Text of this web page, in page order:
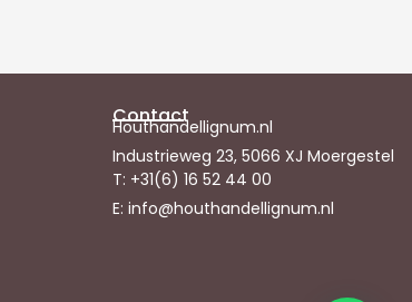
Contact
Houthandellignum.nl
Industrieweg 23, 5066 XJ Moergestel
T: +31(6) 16 52 44 00
E: info@houthandellignum.nl